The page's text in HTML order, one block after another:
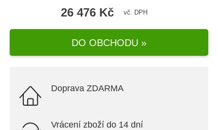
26 476 Kč vč. DPH
DO OBCHODU »
Doprava ZDARMA
Vrácení zboží do 14 dní